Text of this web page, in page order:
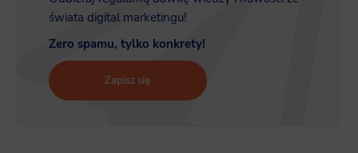
świata digital marketingu!
Zero spamu, tylko konkrety!
Zapisz się